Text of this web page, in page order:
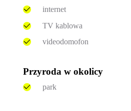
internet
TV kablowa
videodomofon
Przyroda w okolicy
park